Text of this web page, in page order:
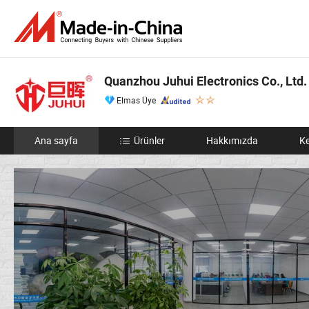
Quanzhou Juhui Electronics Co., Ltd.
Elmas Üye
Ana sayfa Ürünler Hakkımızda